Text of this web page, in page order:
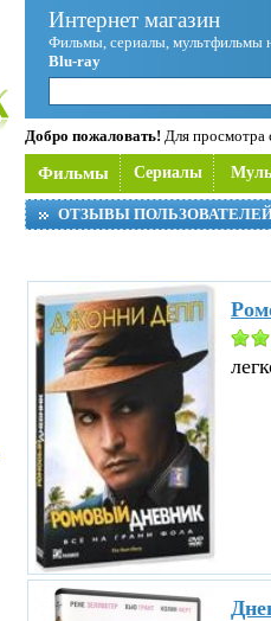
Интернет магазин
Фильмы, сериалы, мультфильмы
Blu-ray
Добро пожаловать! Для просмотра
Фильмы Сериалы
ОТЗЫВЫ